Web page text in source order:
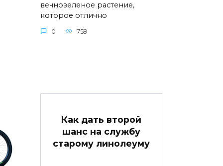
вечнозеленое растение,
которое отлично
0 759
Как дать второй
шанс на службу
старому линолеуму